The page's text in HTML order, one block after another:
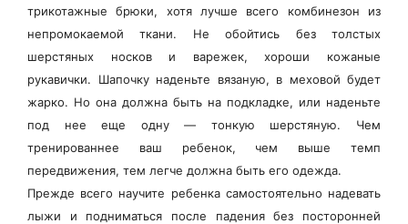
трикотажные брюки, хотя лучше всего комбинезон из
непромокаемой ткани. Не обойтись без толстых
шерстяных носков и варежек, хороши кожаные
рукавички. Шапочку наденьте вязаную, в меховой будет
жарко. Но она должна быть на подкладке, или наденьте
под нее еще одну — тонкую шерстяную. Чем
тренированнее ваш ребенок, чем выше темп
передвижения, тем легче должна быть его одежда.
Прежде всего научите ребенка самостоятельно надевать
лыжи и подниматься после падения без посторонней